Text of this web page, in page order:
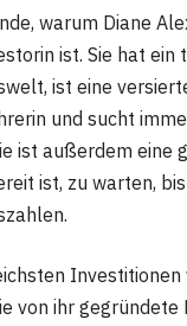
warum Diane
ist. Sie hat ein
ist eine
und sucht
ist außerdem eine
ist, zu warten,
Investitionen
von ihr gegründete